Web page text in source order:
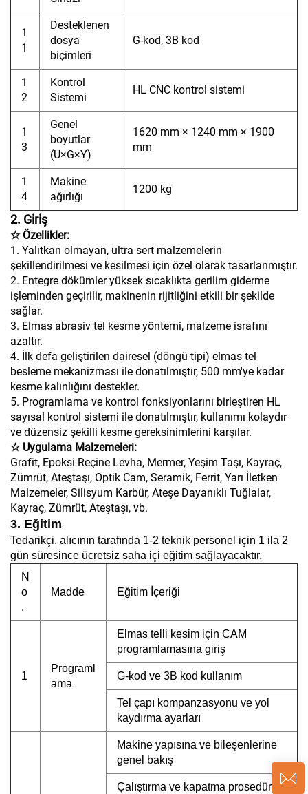
1
1
Desteklenen
dosya
biçimleri
G-kod, 3B kod
1
2
Kontrol
Sistemi
HL CNC kontrol sistemi
1
3
Genel
boyutlar
(U×G×Y)
1620 mm × 1240 mm × 1900
mm
1
4
Makine
ağırlığı
1200 kg
2. Giriş
☆ Özellikler:
1. Yalıtkan olmayan, ultra sert malzemelerin
şekillendirilmesi ve kesilmesi için özel olarak tasarlanmıştır.
2. Entegre dökümler yüksek sıcaklıkta gerilim giderme
işleminden geçirilir, makinenin rijitliğini etkili bir şekilde
sağlar.
3. Elmas abrasiv tel kesme yöntemi, malzeme israfını
azaltır.
4. İlk defa geliştirilen dairesel (döngü tipi) elmas tel
besleme mekanizması ile donatılmıştır, 500 mm'ye kadar
kesme kalınlığını destekler.
5. Programlama ve kontrol fonksiyonlarını birleştiren HL
sayısal kontrol sistemi ile donatılmıştır, kullanımı kolaydır
ve düzensiz şekilli kesme gereksinimlerini karşılar.
☆ Uygulama Malzemeleri:
Grafit, Epoksi Reçine Levha, Mermer, Yeşim Taşı, Kayraç,
Zümrüt, Ateştaşı, Optik Cam, Seramik, Ferrit, Yarı İletken
Malzemeler, Silisyum Karbür, Ateşe Dayanıklı Tuğlalar,
Kayraç, Zümrüt, Ateştaşı, vb.
3. Eğitim
Tedarikçi, alıcının tarafında 1-2 teknik personel için 1 ila 2
gün süresince ücretsiz saha içi eğitim sağlayacaktır.
N
o
.
Madde Eğitim İçeriği
1
Programl
ama
Elmas telli kesim için CAM
programlamasına giriş
G-kod ve 3B kod kullanım
Tel çapı kompanzasyonu ve yol
kaydırma ayarları
Makine yapısına ve bileşenlerine
genel bakış
Çalıştırma ve kapatma prosedürleri